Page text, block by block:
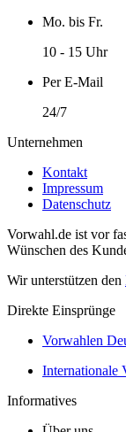
Mo. bis Fr.
10 - 15 Uhr
Per E-Mail
24/7
Unternehmen
Kontakt
Impressum
Datenschutz
Vorwahl.de ist vor
Wünschen des
Wir unterstützen den
Direkte Einsprünge
Vorwahlen
Internationale
Informatives